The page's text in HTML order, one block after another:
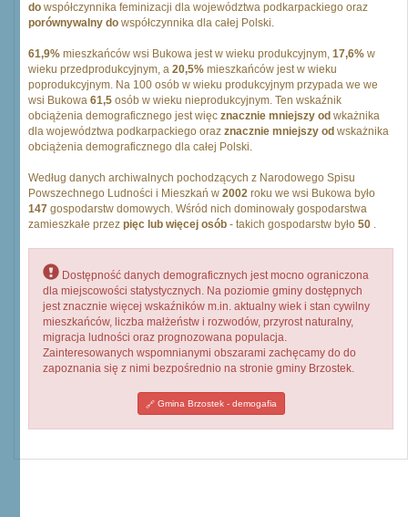
do współczynnika feminizacji dla województwa podkarpackiego oraz
porównywalny do współczynnika dla całej Polski.
61,9% mieszkańców wsi Bukowa jest w wieku produkcyjnym, 17,6% w
wieku przedprodukcyjnym, a 20,5% mieszkańców jest w wieku
poprodukcyjnym. Na 100 osób w wieku produkcyjnym przypada we we
wsi Bukowa 61,5 osób w wieku nieprodukcyjnym. Ten wskaźnik
obciążenia demograficznego jest więc znacznie mniejszy od wkażnika
dla województwa podkarpackiego oraz znacznie mniejszy od wskażnika
obciążenia demograficznego dla całej Polski.
Według danych archiwalnych pochodzących z Narodowego Spisu
Powszechnego Ludności i Mieszkań w 2002 roku we wsi Bukowa było
147 gospodarstw domowych. Wśród nich dominowały gospodarstwa
zamieszkałe przez pięc lub więcej osób - takich gospodarstw było 50 .
Dostępność danych demograficznych jest mocno ograniczona
dla miejscowości statystycznych. Na poziomie gminy dostępnych
jest znacznie więcej wskaźników m.in. aktualny wiek i stan cywilny
mieszkańców, liczba małżeństw i rozwodów, przyrost naturalny,
migracja ludności oraz prognozowana populacja.
Zainteresowanych wspomnianymi obszarami zachęcamy do do
zapoznania się z nimi bezpośrednio na stronie gminy Brzostek.
Gmina Brzostek - demogafia